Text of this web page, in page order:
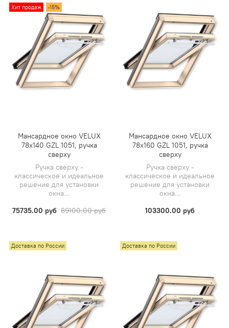
Хит продаж
-15%
Мансардное окно VELUX
78х140 GZL 1051, ручка
сверху
Ручка сверху -
классическое и идеальное
решение для установки
окна...
75735.00 руб 89100.00 руб
Мансардное окно VELUX
78х160 GZL 1051, ручка
сверху
Ручка сверху -
классическое и идеальное
решение для установки
окна...
103300.00 руб
Доставка по России Доставка по России